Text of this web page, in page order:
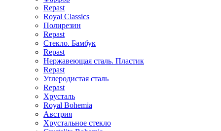
Repast
Royal Classics
Полирезин
Repast
Стекло. Бамбук
Repast
Нержавеющая сталь. Пластик
Repast
Углеродистая сталь
Repast
Хрусталь
Royal Bohemia
Австрия
Хрустальное стекло